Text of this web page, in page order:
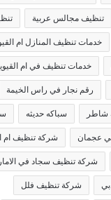
تنظيف مجالس عربية
خدمات تنظيف المنازل ام
خدمات تنظيف في ام
رقم نجار في راس الخيمة
شاطر سباكه حديثه
عجمان شركة تنظيف ام
شركة تنظيف سجاد في
شركة تنظيف فلل